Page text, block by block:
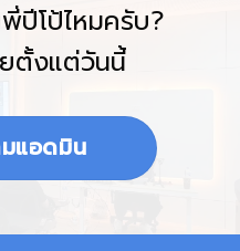
ปีโป้ไหมครับ?
ยตั้งแต่วันนี้
แอดมิน